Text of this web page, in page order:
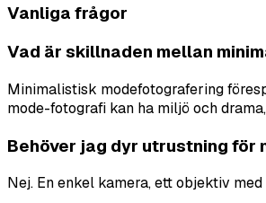
Vanliga frågor
Vad är skillnaden mellan
Minimalistisk modefotografering
mode-fotografi kan ha miljö och
Behöver jag dyr utrustning
Nej. En enkel kamera, ett objektiv